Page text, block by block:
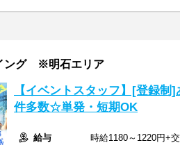
ング ※明石エリア
【イベントスタッフ】[登録
件多数☆単発・短期OK
給与
時給1180～1220円+